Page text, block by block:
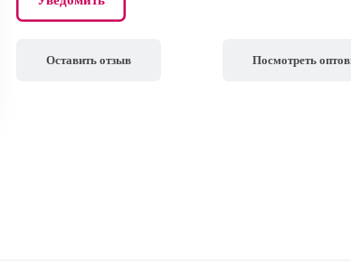
Оставить отзыв Посмотреть